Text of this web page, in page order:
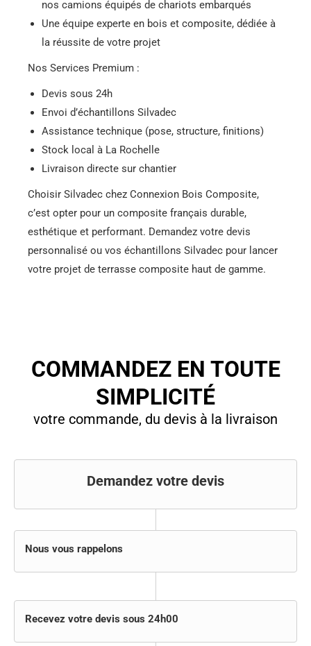
nos camions équipés de chariots embarqués
Une équipe experte en bois et composite, dédiée à
la réussite de votre projet
Nos Services Premium :
Devis sous 24h
Envoi d’échantillons Silvadec
Assistance technique (pose, structure, finitions)
Stock local à La Rochelle
Livraison directe sur chantier
Choisir Silvadec chez Connexion Bois Composite,
c’est opter pour un composite français durable,
esthétique et performant. Demandez votre devis
personnalisé ou vos échantillons Silvadec pour lancer
votre projet de terrasse composite haut de gamme.
COMMANDEZ EN TOUTE
SIMPLICITÉ
votre commande, du devis à la livraison
Demandez votre devis
Nous vous rappelons
Recevez votre devis sous 24h00